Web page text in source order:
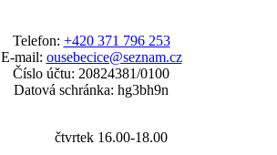
Telefon: +420 371 796 253
E-mail: ousebecice@seznam.cz
Číslo účtu: 20824381/0100
Datová schránka: hg3bh9n
čtvrtek 16.00-18.00